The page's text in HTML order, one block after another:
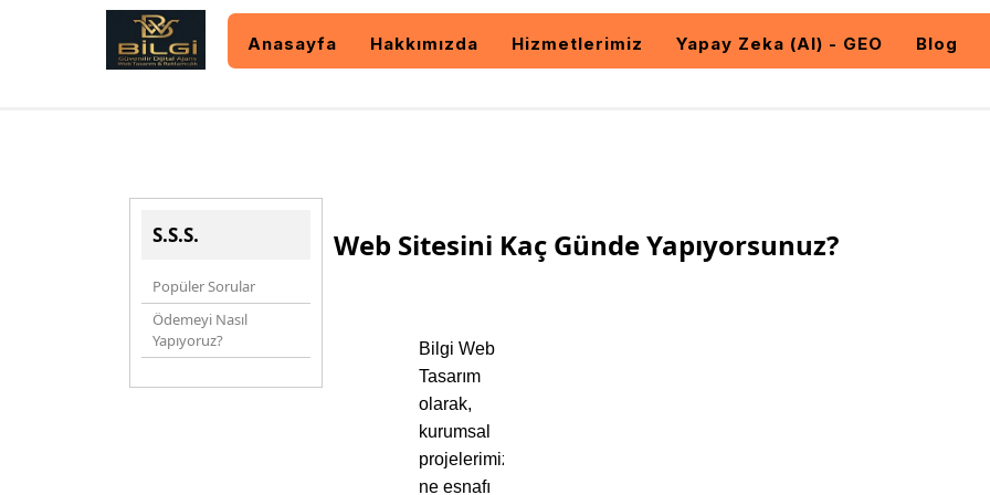
S.S.S.
Popüler Sorular
Ödemeyi Nasıl
Yapıyoruz?
Web Sitesini Kaç Günde Yapıyorsunuz?
Bilgi Web
Tasarım
olarak,
kurumsal
projelerimizde
ne esnafı
Anasayfa Hakkımızda Hizmetlerimiz Yapay Zeka (AI) - GEO Blog